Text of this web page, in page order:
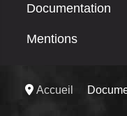
Documentation
Mentions
Accueil